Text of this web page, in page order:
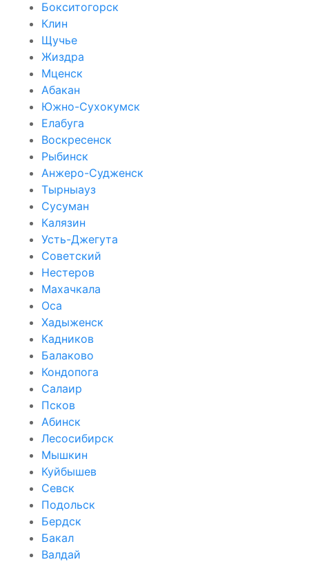
Бокситогорск
Клин
Щучье
Жиздра
Мценск
Абакан
Южно-Сухокумск
Елабуга
Воскресенск
Рыбинск
Анжеро-Судженск
Тырныауз
Сусуман
Калязин
Усть-Джегута
Советский
Нестеров
Махачкала
Оса
Хадыженск
Кадников
Балаково
Кондопога
Салаир
Псков
Абинск
Лесосибирск
Мышкин
Куйбышев
Севск
Подольск
Бердск
Бакал
Валдай